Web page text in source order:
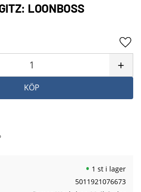
LOONBOSS
+
KÖP
1 st i lager
5011921076673